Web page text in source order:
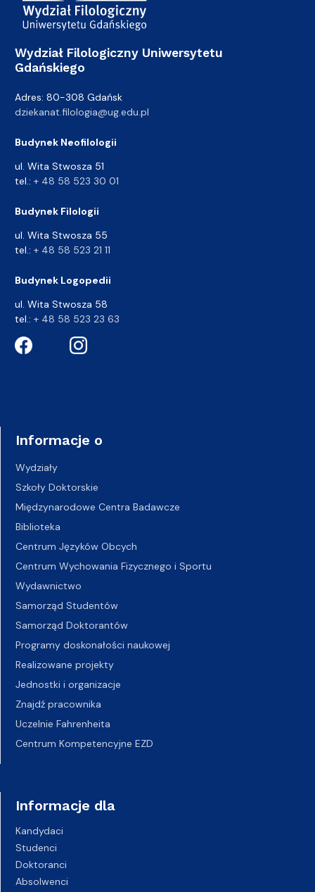
Wydział Filologiczny Uniwersytetu
Gdańskiego
Adres: 80-308 Gdańsk
dziekanat.filologia@ug.edu.pl
Budynek Neofilologii
ul. Wita Stwosza 51
tel.: + 48 58 523 30 01
Budynek Filologii
ul. Wita Stwosza 55
tel.: + 48 58 523 21 11
Budynek Logopedii
ul. Wita Stwosza 58
tel.: + 48 58 523 23 63
Informacje o
Wydziały
Szkoły Doktorskie
Międzynarodowe Centra Badawcze
Biblioteka
Centrum Języków Obcych
Centrum Wychowania Fizycznego i Sportu
Wydawnictwo
Samorząd Studentów
Samorząd Doktorantów
Programy doskonałości naukowej
Realizowane projekty
Jednostki i organizacje
Znajdź pracownika
Uczelnie Fahrenheita
Centrum Kompetencyjne EZD
Informacje dla
Kandydaci
Studenci
Doktoranci
Absolwenci